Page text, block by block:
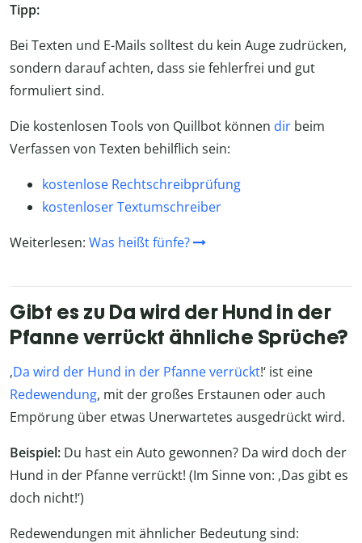
Tipp:
Bei Texten und E-Mails solltest du kein Auge zudrücken,
sondern darauf achten, dass sie fehlerfrei und gut
formuliert sind.
Die kostenlosen Tools von Quillbot können dir beim
Verfassen von Texten behilflich sein:
kostenlose Rechtschreibprüfung
kostenloser Textumschreiber
Weiterlesen: Was heißt fünfe?
Gibt es zu Da wird der Hund in der
Pfanne verrückt ähnliche Sprüche?
‚Da wird der Hund in der Pfanne verrückt!‘ ist eine
Redewendung, mit der großes Erstaunen oder auch
Empörung über etwas Unerwartetes ausgedrückt wird.
Beispiel: Du hast ein Auto gewonnen? Da wird doch der
Hund in der Pfanne verrückt! (Im Sinne von: ‚Das gibt es
doch nicht!‘)
Redewendungen mit ähnlicher Bedeutung sind: